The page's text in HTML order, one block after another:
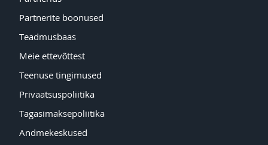
Partnerite boonused
Teadmusbaas
Meie ettevõttest
Teenuse tingimused
Privaatsuspoliitika
Tagasimaksepoliitika
Andmekeskused